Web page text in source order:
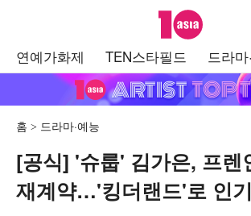
텐아시아
연예가화제 TEN스타필드 드라마
홈 드라마·예능
[공식] '슈룹' 김가은, 프렌
재계약…'킹더랜드'로 인